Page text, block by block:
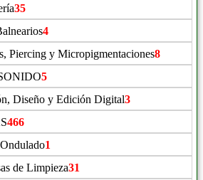
35
4
Piercing y Micropigmentaciones8
5
Diseño y Edición Digital3
466
1
de Limpieza31